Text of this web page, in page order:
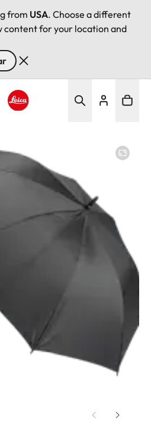
from USA. Choose a different
content for your location and